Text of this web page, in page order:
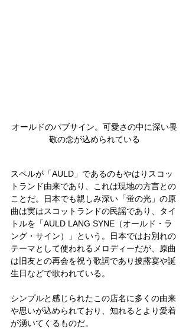
オールドのパブサイン。可愛さの中に深い畏
敬の念が込められている
スペルが「AULD」であるのもやはりスコッ
トランド由来であり、これは現地の方言との
ことだ。日本でも親しみ深い「蛍の光」の原
曲は実はスコットランドの民謡であり、タイ
トルを「AULD LANG SYNE（オールド・ラ
ング・サイン）」という。日本ではお別れの
テーマとして使われるメロディーだが、原曲
は旧友との再会を祝う歌詞であり披露宴や誕
生日などで歌われている。
シンプルと感じられたこの店名に多くの由来
や思いが込められており、知れるとより愛着
が湧いてくるものだ。